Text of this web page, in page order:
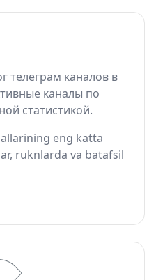
телеграм каналов в
каналы по
статистикой.
eng katta
ruknlarda va batafsil